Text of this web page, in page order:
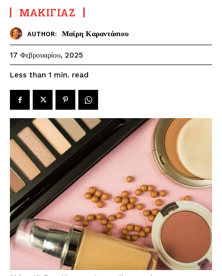
ΜΑΚΙΓΙΆΖ
AUTHOR: Μαίρη Καραντάσιου
17 Φεβρουαρίου, 2025
Less than 1 min. read